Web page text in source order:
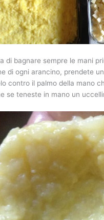
di bagnare sempre le mani
di ogni arancino, prendete
contro il palmo della mano
se teneste in mano un